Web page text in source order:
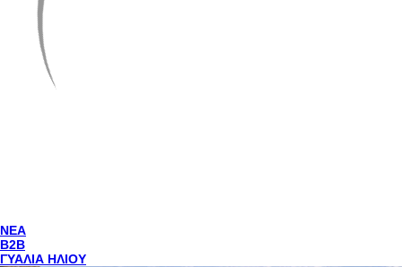
NEA
Β2Β
ΓΥΑΛΙΑ ΗΛΙΟΥ